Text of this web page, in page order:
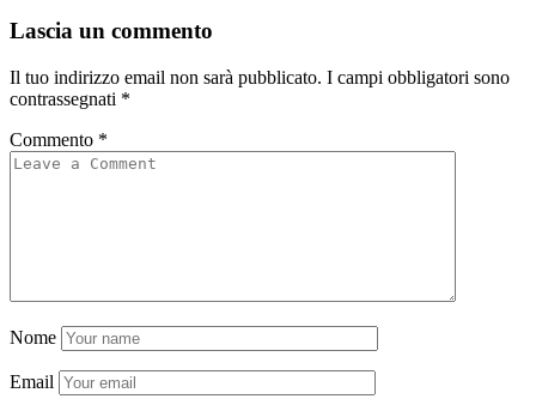
Lascia un commento
Il tuo indirizzo email non sarà pubblicato. I campi obbligatori sono
contrassegnati *
Commento *
Nome
Email